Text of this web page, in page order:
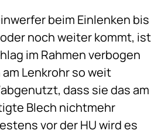
beim Einlenken bis
noch weiter kommt, ist
im Rahmen verbogen
Lenkrohr so weit
dass sie das am
Blech nichtmehr
vor der HU wird es